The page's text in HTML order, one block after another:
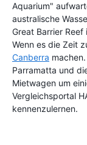
Aquarium"
australische
Great Barrier
Wenn es die Zeit
Canberra machen.
Parramatta und
Mietwagen um
Vergleichsportal
kennenzulernen.